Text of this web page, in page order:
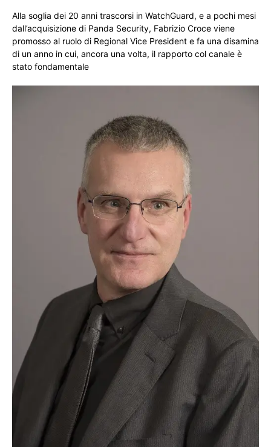
Alla soglia dei 20 anni trascorsi in WatchGuard, e a pochi mesi
dall’acquisizione di Panda Security, Fabrizio Croce viene
promosso al ruolo di Regional Vice President e fa una disamina
di un anno in cui, ancora una volta, il rapporto col canale è
stato fondamentale